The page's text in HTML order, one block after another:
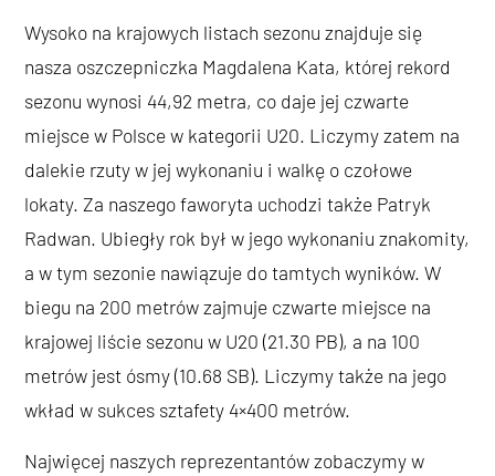
Wysoko na krajowych listach sezonu znajduje się
nasza oszczepniczka Magdalena Kata, której rekord
sezonu wynosi 44,92 metra, co daje jej czwarte
miejsce w Polsce w kategorii U20. Liczymy zatem na
dalekie rzuty w jej wykonaniu i walkę o czołowe
lokaty. Za naszego faworyta uchodzi także Patryk
Radwan. Ubiegły rok był w jego wykonaniu znakomity,
a w tym sezonie nawiązuje do tamtych wyników. W
biegu na 200 metrów zajmuje czwarte miejsce na
krajowej liście sezonu w U20 (21.30 PB), a na 100
metrów jest ósmy (10.68 SB). Liczymy także na jego
wkład w sukces sztafety 4×400 metrów.
Najwięcej naszych reprezentantów zobaczymy w